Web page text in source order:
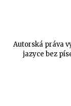
Autorská práva
jazyce bez